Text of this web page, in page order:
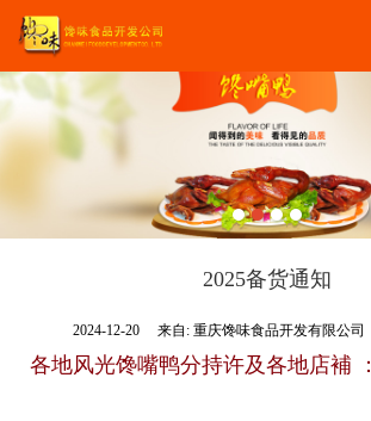
2025备货通知
2024-12-20 来自: 重庆馋味食品开发有限公司
各地风光馋嘴鸭分持许及各地店補 ：